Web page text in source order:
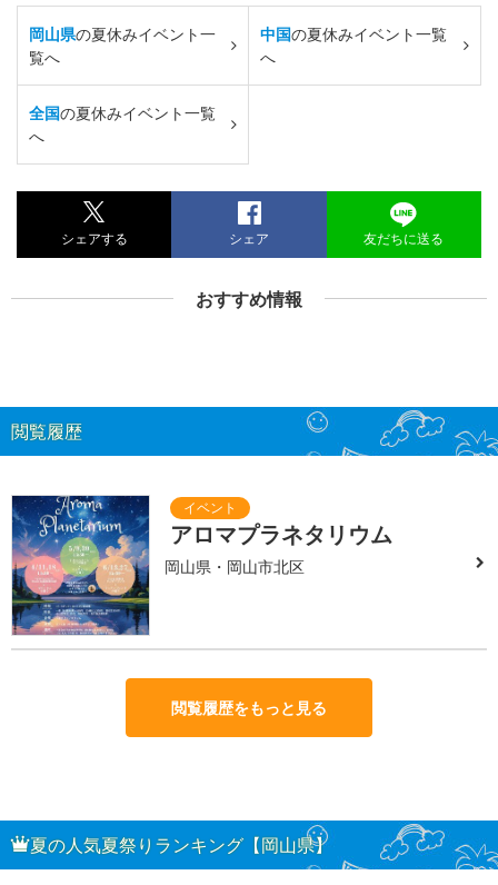
岡山県の夏休みイベント一
覧へ
中国の夏休みイベント一覧
へ
全国の夏休みイベント一覧
へ
シェアする シェア 友だちに送る
おすすめ情報
閲覧履歴
アロマプラネタリウム
岡山県・岡山市北区
閲覧履歴をもっと見る
夏の人気夏祭りランキング【岡山県】